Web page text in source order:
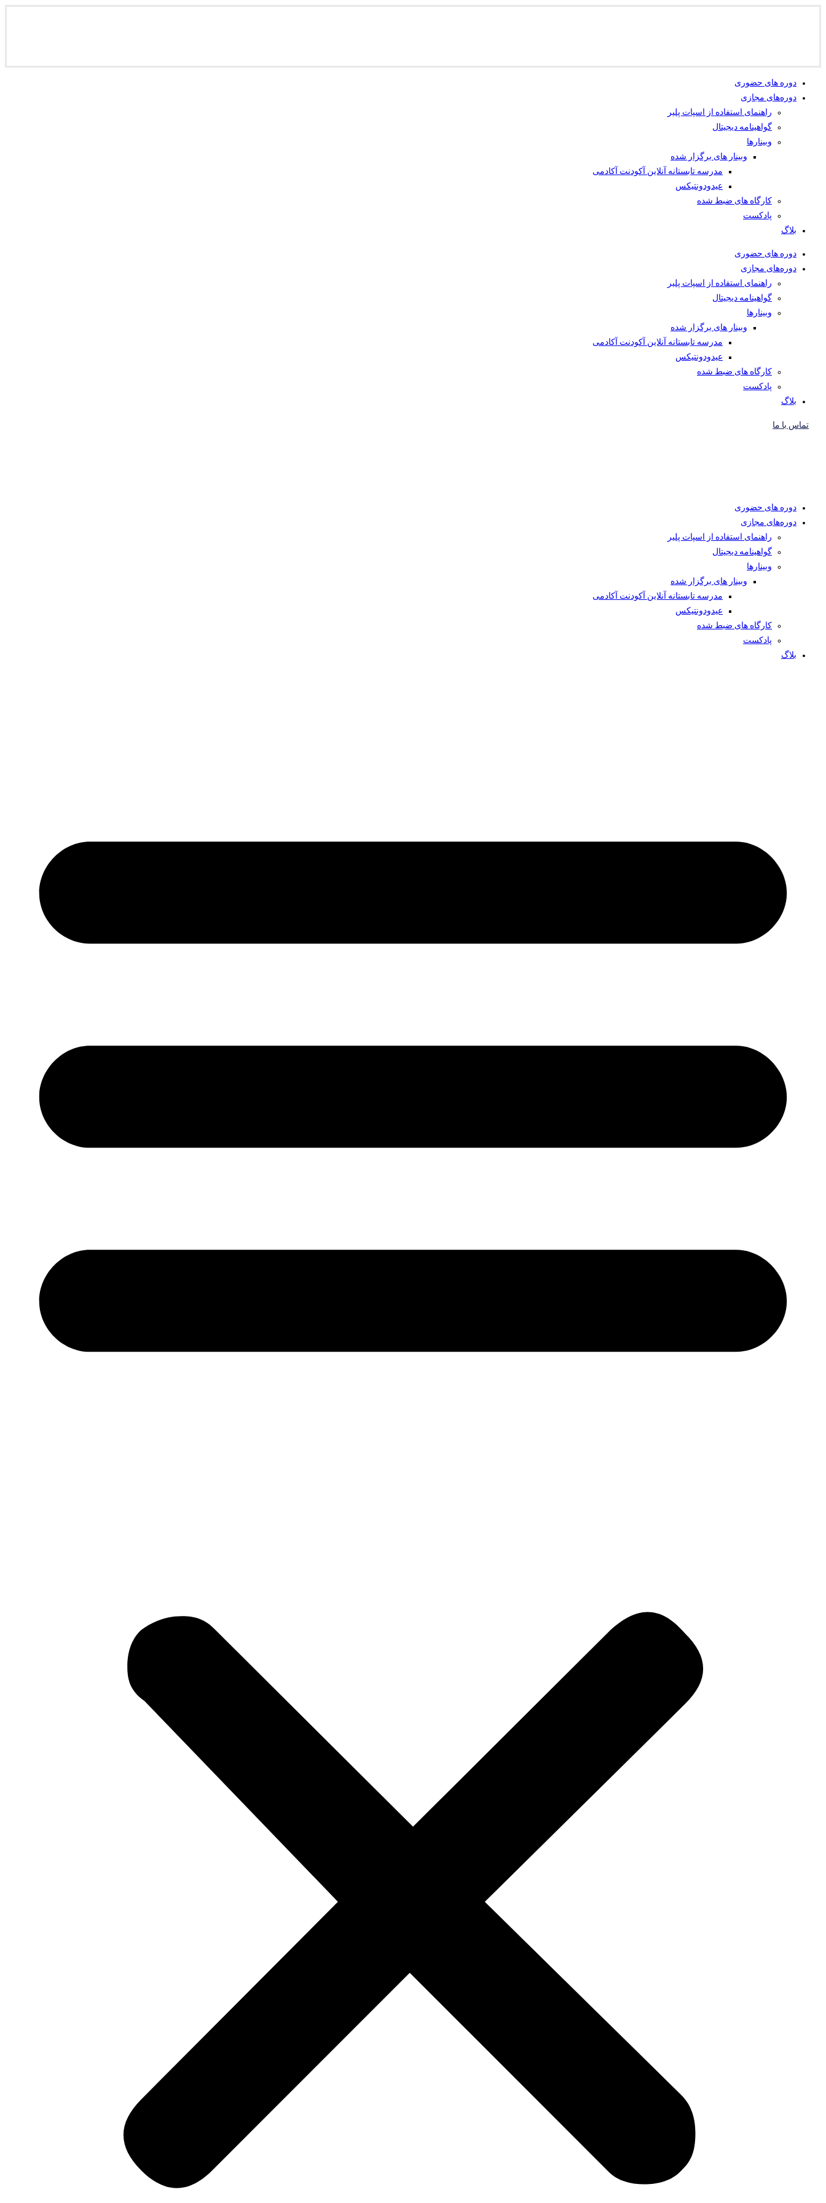
دوره های حضوری
دوره‌های مجازی
راهنمای استفاده از اسپات پلیر
گواهینامه دیجیتال
وبینار‌ها
وبینار های برگزار شده
مدرسه تابستانه آنلاین آکودنت آکادمی
عیدودونتیکس
کارگاه های ضبط شده
پادکست
بلاگ
دوره های حضوری
دوره‌های مجازی
راهنمای استفاده از اسپات پلیر
گواهینامه دیجیتال
وبینار‌ها
وبینار های برگزار شده
مدرسه تابستانه آنلاین آکودنت آکادمی
عیدودونتیکس
کارگاه های ضبط شده
پادکست
بلاگ
تماس با ما
دوره های حضوری
دوره‌های مجازی
راهنمای استفاده از اسپات پلیر
گواهینامه دیجیتال
وبینار‌ها
وبینار های برگزار شده
مدرسه تابستانه آنلاین آکودنت آکادمی
عیدودونتیکس
کارگاه های ضبط شده
پادکست
بلاگ